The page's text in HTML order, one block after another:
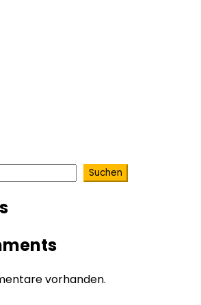
Suchen
vorhanden.